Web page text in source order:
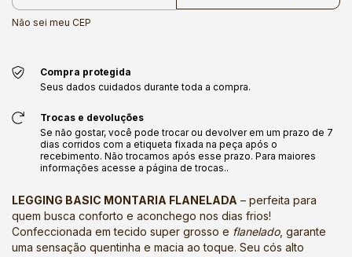
Não sei meu CEP
Compra protegida
Seus dados cuidados durante toda a compra.
Trocas e devoluções
Se não gostar, você pode trocar ou devolver em um prazo de 7
dias corridos com a etiqueta fixada na peça após o
recebimento. Não trocamos após esse prazo. Para maiores
informações acesse a página de trocas..
LEGGING BASIC MONTARIA FLANELADA – perfeita para
quem busca conforto e aconchego nos dias frios!
Confeccionada em tecido super grosso e flanelado, garante
uma sensação quentinha e macia ao toque. Seu cós alto